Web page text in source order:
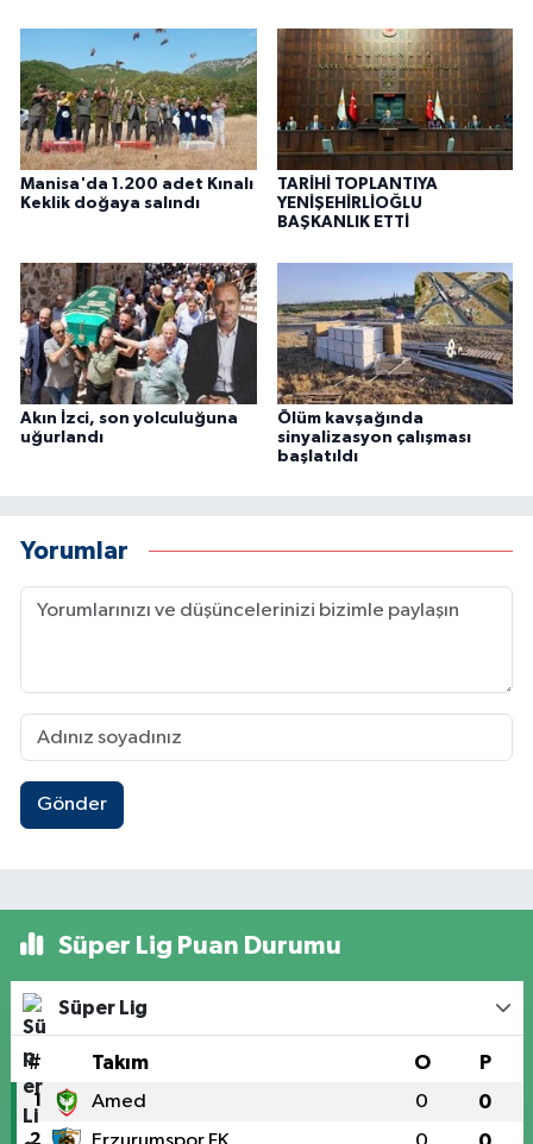
Manisa'da 1.200 adet Kınalı
Keklik doğaya salındı
TARİHİ TOPLANTIYA
YENİŞEHİRLİOĞLU
BAŞKANLIK ETTİ
Akın İzci, son yolculuğuna
uğurlandı
Ölüm kavşağında
sinyalizasyon çalışması
başlatıldı
Yorumlar
Gönder
Süper Lig Puan Durumu
Süper Lig
# Takım O P
1 Amed 0 0
2